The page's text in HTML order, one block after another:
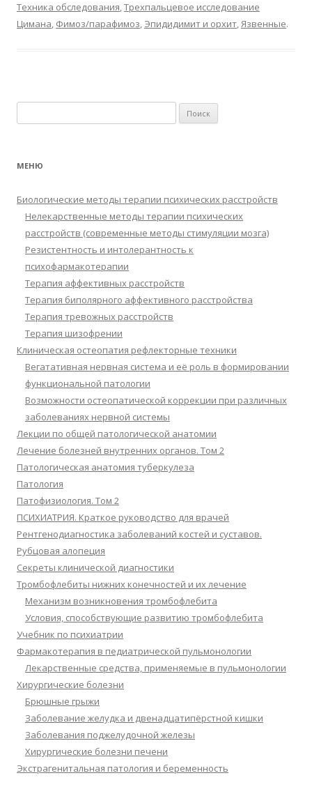
Техника обследования,Трехпальцевое исследование
Цимана, Фимоз/парафимоз, Эпидидимит и орхит,Язвенные.
МЕНЮ
Биологические методы терапии психических расстройств
Нелекарственные методы терапии психических
расстройств (современные методы стимуляции мозга)
Резистентность и интолерантность к
психофармакотерапии
Терапия аффективных расстройств
Терапия биполярного аффективного расстройства
Терапия тревожных расстройств
Терапия шизофрении
Клиническая остеопатия рефлекторные техники
Вегатативная нервная система и её роль в формировании
функциональной патологии
Возможности остеопатической коррекции при различных
заболеваниях нервной системы
Лекции по общей патологической анатомии
Лечение болезней внутренних органов. Том 2
Патологическая анатомия туберкулеза
Патология
Патофизиология. Том 2
ПСИХИАТРИЯ. Краткое руководство для врачей
Рентгенодиагностика заболеваний костей и суставов.
Рубцовая алопеция
Секреты клинической диагностики
Тромбофлебиты нижних конечностей и их лечение
Механизм возникновения тромбофлебита
Условия, способствующие развитию тромбофлебита
Учебник по психиатрии
Фармакотерапия в педиатрической пульмонологии
Лекарственные средства, применяемые в пульмонологии
Хирургические болезни
Брюшные грыжи
Заболевание желудка и двенадцатипёрстной кишки
Заболевания поджелудочной железы
Хирургические болезни печени
Экстрагенитальная патология и беременность